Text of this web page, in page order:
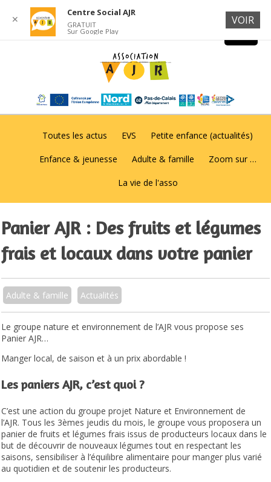
Toutes les actus EVS Petite enfance (actualités)
Enfance & jeunesse Adulte & famille Zoom sur …
La vie de l'asso
Panier AJR : Des fruits et légumes
frais et locaux dans votre panier
Adulte & famille Actualités
Le groupe nature et environnement de l’AJR vous propose ses
Panier AJR…
Manger local, de saison et à un prix abordable !
Les paniers AJR, c’est quoi ?
C’est une action du groupe projet Nature et Environnement de
l’AJR. Tous les 3èmes jeudis du mois, le groupe vous proposera un
panier de fruits et légumes frais issus de producteurs locaux dans le
but de découvrir de nouveaux légumes tout en respectant les
saisons, sensibiliser à l’équilibre alimentaire pour manger plus varié
au quotidien et de soutenir les producteurs.
✕
Centre Social AJR
GRATUIT
Sur Google Play
VOIR